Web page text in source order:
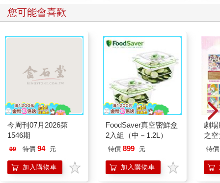
您可能會喜歡
今周刊07月2026第
1546期
99 特價 94 元
加入購物車
FoodSaver真空密鮮盒
2入組（中－1.2L）
特價 899 元
加入購物車
劇
之
樂
特價